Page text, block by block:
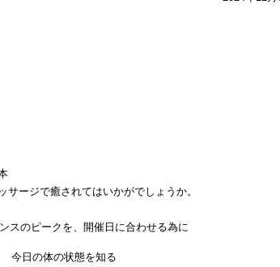
ージで癒されてはいかがでしょうか。
スのピークを、開催日に合わせる為に
状態を知る